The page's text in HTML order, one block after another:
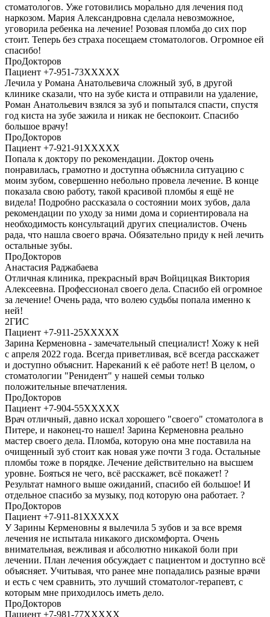
стоматологов. Уже готовились морально для лечения под
наркозом. Мария Александровна сделала невозможное,
уговорила ребенка на лечение! Розовая пломба до сих пор
стоит. Теперь без страха посещаем стоматологов. Огромное ей
спасибо!
ПроДокторов
Пациент +7-951-73XXXXX
Лечила у Романа Анатольевича сложный зуб, в другой
клинике сказали, что на зубе киста и отправили на удаление,
Роман Анатольевич взялся за зуб и попытался спасти, спустя
год киста на зубе зажила и никак не беспокоит. Спасибо
большое врачу!
ПроДокторов
Пациент +7-921-91XXXXX
Попала к доктору по рекомендации. Доктор очень
понравилась, грамотно и доступна объяснила ситуацию с
моим зубом, совершенно небольно провела лечение. В конце
показала свою работу, такой красивой пломбы я ещё не
видела! Подробно рассказала о состоянии моих зубов, дала
рекомендации по уходу за ними дома и сориентировала на
необходимость консультаций других специалистов. Очень
рада, что нашла своего врача. Обязательно приду к ней лечить
остальные зубы.
ПроДокторов
Анастасия Раджабаева
Отличная клиника, прекрасный врач Войцицкая Виктория
Алексеевна. Профессионал своего дела. Спасибо ей огромное
за лечение! Очень рада, что волею судьбы попала именно к
ней!
2ГИС
Пациент +7-911-25XXXXX
Зарина Керменовна - замечательный специалист! Хожу к ней
с апреля 2022 года. Всегда приветливая, всё всегда расскажет
и доступно объяснит. Нареканий к её работе нет! В целом, о
стоматологии "Ренидент" у нашей семьи только
положительные впечатления.
ПроДокторов
Пациент +7-904-55XXXXX
Врач отличный, давно искал хорошего "своего" стоматолога в
Питере, и наконец-то нашел! Зарина Керменовна реально
мастер своего дела. Пломба, которую она мне поставила на
очищенный зуб стоит как новая уже почти 3 года. Остальные
пломбы тоже в порядке. Лечение действительно на высшем
уровне. Бояться не чего, всё расскажет, всё покажет! ?
Результат намного выше ожиданий, спасибо ей большое! И
отдельное спасибо за музыку, под которую она работает. ?
ПроДокторов
Пациент +7-911-81XXXXX
У Зарины Керменовны я вылечила 5 зубов и за все время
лечения не испытала никакого дискомфорта. Очень
внимательная, вежливая и абсолютно никакой боли при
лечении. План лечения обсуждает с пациентом и доступно всё
объясняет. Учитывая, что ранее мне попадались разные врачи
и есть с чем сравнить, это лучший стоматолог-терапевт, с
которым мне приходилось иметь дело.
ПроДокторов
Пациент +7-981-77XXXXX